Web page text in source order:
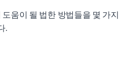
움이 될 법한 방법들을 몇 가지
.